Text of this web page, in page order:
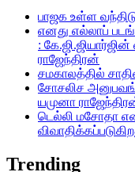
பாஜக உள்ள
எனது எல்லாப்
:
ராஜேந்திரன்
சமகாலத்தில்
சோசலிச
யமுனா
டெல்லி மசோதா
Trending